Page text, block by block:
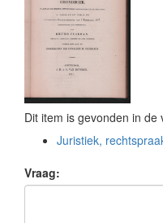
Dit item is gevonden in de
Juristiek,
Vraag: